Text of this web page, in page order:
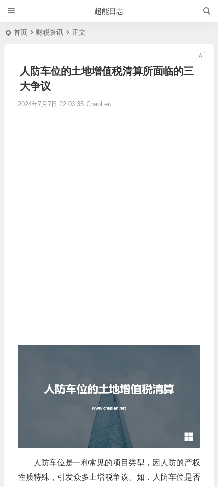
超能日志
首页 财税资讯 正文
人防车位的土地增值税清算所面临的三
大争议
2024年7月7日 22:03:35 ChaoLen
人防车位是一种常见的项目类型，因人防的产权
性质特殊，引发众多土增税争议。如，人防车位是否